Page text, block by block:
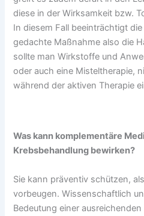
diese in der Wirksamkeit bzw.
In diesem Fall beeinträchtigt
gedachte Maßnahme also die
sollte man Wirkstoffe und
oder auch eine Misteltherapie,
während der aktiven Therapie
Was kann komplementäre
Krebsbehandlung bewirken?
Sie kann präventiv schützen,
vorbeugen. Wissenschaftlich
Bedeutung einer